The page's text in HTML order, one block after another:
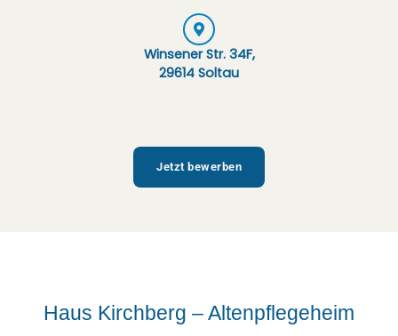
Winsener Str. 34F,
29614 Soltau
Jetzt bewerben
Haus Kirchberg – Altenpflegeheim